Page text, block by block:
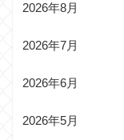
2026年8月
2026年7月
2026年6月
2026年5月